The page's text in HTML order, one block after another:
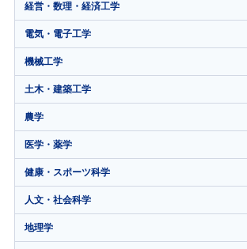
経営・数理・経済工学
電気・電子工学
機械工学
土木・建築工学
農学
医学・薬学
健康・スポーツ科学
人文・社会科学
地理学